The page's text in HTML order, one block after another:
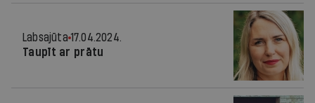
Labsajūta 17.04.2024.
Taupīt ar prātu